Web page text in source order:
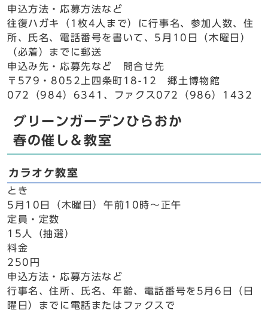
申込方法・応募方法など
往復ハガキ（1枚4人まで）に行事名、参加人数、住
所、氏名、電話番号を書いて、5月10日（木曜日）
（必着）までに郵送
申込み先・応募先など 問合せ先
〒579・8052上四条町18-12 郷土博物館
072（984）6341、ファクス072（986）1432
グリーンガーデンひらおか
春の催し＆教室
カラオケ教室
とき
5月10日（木曜日）午前10時～正午
定員・定数
15人（抽選）
料金
250円
申込方法・応募方法など
行事名、住所、氏名、年齢、電話番号を5月6日（日
曜日）までに電話またはファクスで